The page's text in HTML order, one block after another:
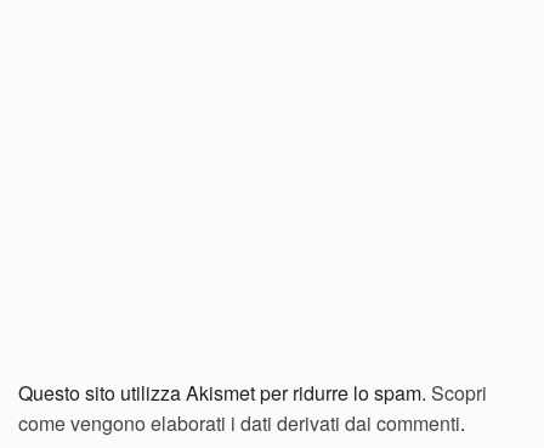
Questo sito utilizza Akismet per ridurre lo spam. Scopri
come vengono elaborati i dati derivati dai commenti.